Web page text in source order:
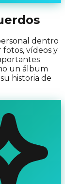
dentro
vídeos y
un álbum
historia de